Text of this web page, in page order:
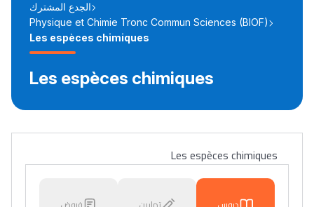
الجدع المشترك
Physique et Chimie Tronc Commun Sciences (BIOF)
Les espèces chimiques
Les espèces chimiques
Les espèces chimiques